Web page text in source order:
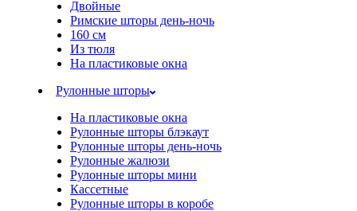
Двойные
Римские шторы день-ночь
160 см
Из тюля
На пластиковые окна
Рулонные шторы
На пластиковые окна
Рулонные шторы блэкаут
Рулонные шторы день-ночь
Рулонные жалюзи
Рулонные шторы мини
Кассетные
Рулонные шторы в коробе